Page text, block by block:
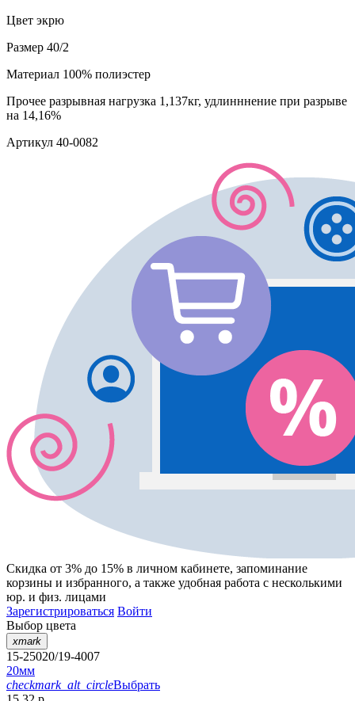
Цвет экрю
Размер 40/2
Материал 100% полиэстер
Прочее разрывная нагрузка 1,137кг, удлинннение при разрыве
на 14,16%
Артикул 40-0082
Скидка от 3% до 15% в личном кабинете, запоминание
корзины и избранного, а также удобная работа с несколькими
юр. и физ. лицами
Зарегистрироваться Войти
Выбор цвета
xmark
15-25020/19-4007
20мм
checkmark_alt_circleВыбрать